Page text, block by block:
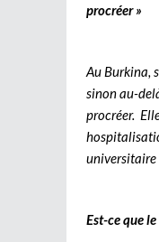
procréer »
Au Burkina,
sinon au-
procréer.
universitaire
Est-ce que